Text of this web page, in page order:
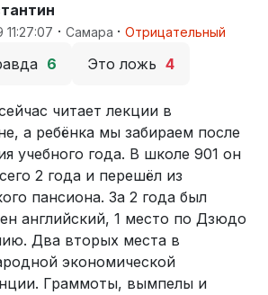
11:27:07 · Самара · Отрицательный
6 Это ложь 4
читает лекции в
а ребёнка мы забираем после
учебного года. В школе 901 он
2 года и перешёл из
пансиона. За 2 года был
английский, 1 место по Дзюдо
Два вторых места в
экономической
Граммоты, вымпелы и